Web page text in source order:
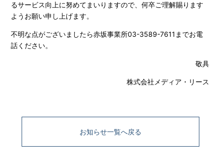
るサービス向上に努めてまいりますので、何卒ご理解賜ります
ようお願い申し上げます。
不明な点がございましたら赤坂事業所03-3589-7611までお電
話ください。
敬具
株式会社メディア・リース
お知らせ一覧へ戻る